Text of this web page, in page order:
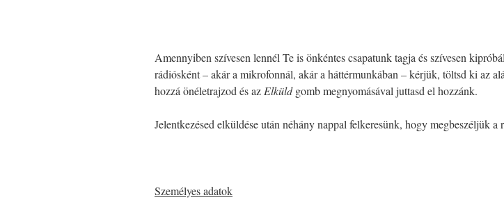
Amennyiben szívesen lennél Te is önkéntes csapatunk tagja és szívesen
rádiósként – akár a mikrofonnál, akár a háttérmunkában – kérjük, töltsd ki az
hozzá önéletrajzod és azElküldgomb megnyomásával juttasd el hozzánk.
Jelentkezésed elküldése után néhány nappal felkeresünk, hogy megbeszéljük a
Személyes adatok